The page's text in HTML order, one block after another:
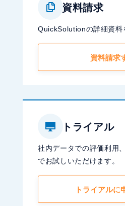
資料請求
QuickSolutionの詳細資料
資料請求
トライアル
社内データでの評価利用
でお試しいただけます。
トライアルに